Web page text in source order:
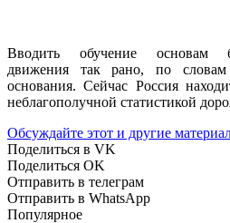
Вводить обучение основам
движения так рано, по словам
основания. Сейчас Россия
неблагополучной статистикой
Обсуждайте этот и другие
Поделиться в VK
Поделиться OK
Отправить в телеграм
Отправить в WhatsApp
Популярное